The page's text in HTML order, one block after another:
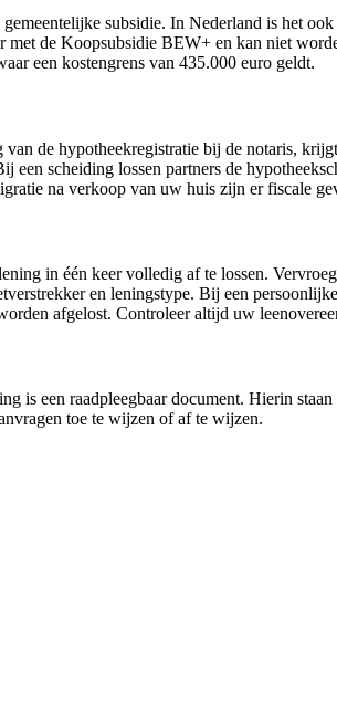
subsidie. In Nederland is het
de Koopsubsidie BEW+ en kan niet
een kostengrens van 435.000 euro geldt.
de hypotheekregistratie bij de notaris,
scheiding lossen partners de
na verkoop van uw huis zijn er fiscale
in één keer volledig af te lossen.
en leningstype. Bij een
afgelost. Controleer altijd uw
is een raadpleegbaar document. Hierin
toe te wijzen of af te wijzen.